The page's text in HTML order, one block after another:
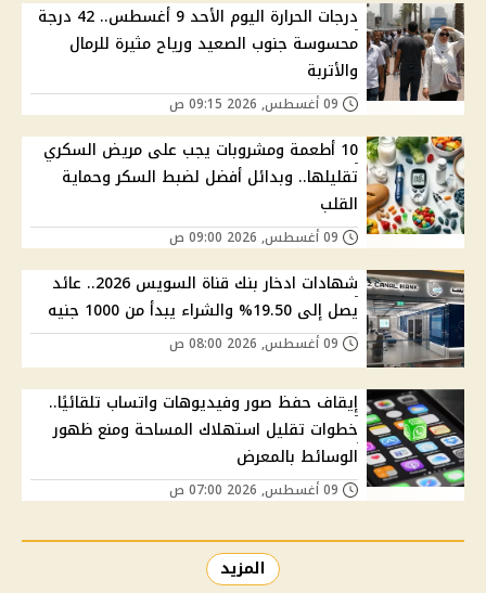
درجات الحرارة اليوم الأحد 9 أغسطس.. 42 درجة
محسوسة جنوب الصعيد ورياح مثيرة للرمال
والأتربة
10 أطعمة ومشروبات يجب على مريض السكري
تقليلها.. وبدائل أفضل لضبط السكر وحماية
القلب
شهادات ادخار بنك قناة السويس 2026.. عائد
يصل إلى 19.50% والشراء يبدأ من 1000 جنيه
إيقاف حفظ صور وفيديوهات واتساب تلقائيًا..
خطوات تقليل استهلاك المساحة ومنع ظهور
الوسائط بالمعرض
المزيد